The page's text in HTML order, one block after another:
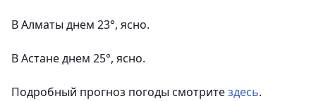
В Алматы днем 23°, ясно.
В Астане днем 25°, ясно.
Подробный прогноз погоды смотритездесь.